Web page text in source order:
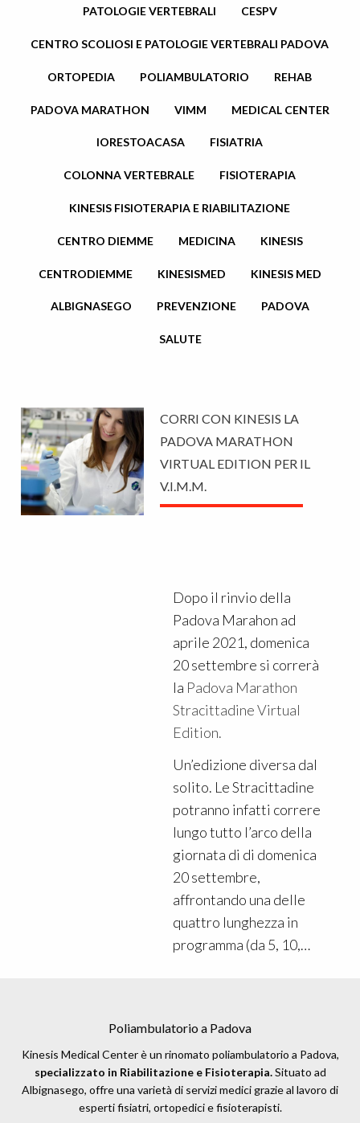
PATOLOGIE VERTEBRALI CESPV
CENTRO SCOLIOSI E PATOLOGIE VERTEBRALI PADOVA
ORTOPEDIA POLIAMBULATORIO REHAB
PADOVA MARATHON VIMM MEDICAL CENTER
IORESTOACASA FISIATRIA
COLONNA VERTEBRALE FISIOTERAPIA
KINESIS FISIOTERAPIA E RIABILITAZIONE
CENTRO DIEMME MEDICINA KINESIS
CENTRODIEMME KINESISMED KINESIS MED
ALBIGNASEGO PREVENZIONE PADOVA
SALUTE
CORRI CON KINESIS LA
PADOVA MARATHON
VIRTUAL EDITION PER IL
V.I.M.M.
Dopo il rinvio della
Padova Marahon ad
aprile 2021, domenica
20 settembre si correrà
la Padova Marathon
Stracittadine Virtual
Edition.
Un’edizione diversa dal
solito. Le Stracittadine
potranno infatti correre
lungo tutto l’arco della
giornata di di domenica
20 settembre,
affrontando una delle
quattro lunghezza in
programma (da 5, 10,…
Poliambulatorio a Padova
Kinesis Medical Center è un rinomato poliambulatorio a Padova,
specializzato in Riabilitazione e Fisioterapia.Situato ad
Albignasego, offre una varietà di servizi medici grazie al lavoro di
esperti fisiatri, ortopedici e fisioterapisti.